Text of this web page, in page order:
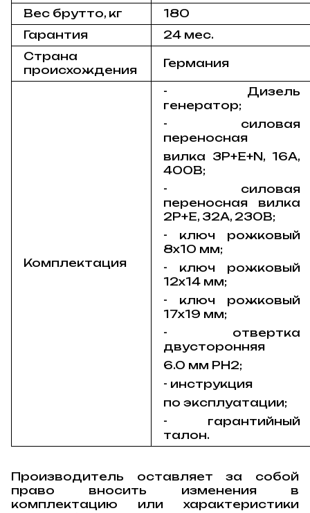
Вес брутто, кг
180
Гарантия
24 мес.
Страна
происхождения
Германия
Комплектация
- Дизель
генератор;
- силовая
переносная
вилка 3Р+Е+N, 16А,
400В;
- силовая
переносная вилка
2P+Е, 32А, 230В;
- ключ рожковый
8х10 мм;
- ключ рожковый
12х14 мм;
- ключ рожковый
17х19 мм;
- отвертка
двусторонняя
6.0 мм РН2;
- инструкция
по эксплуатации;
- гарантийный
талон.
Производитель оставляет за собой
право вносить изменения в
комплектацию или характеристики